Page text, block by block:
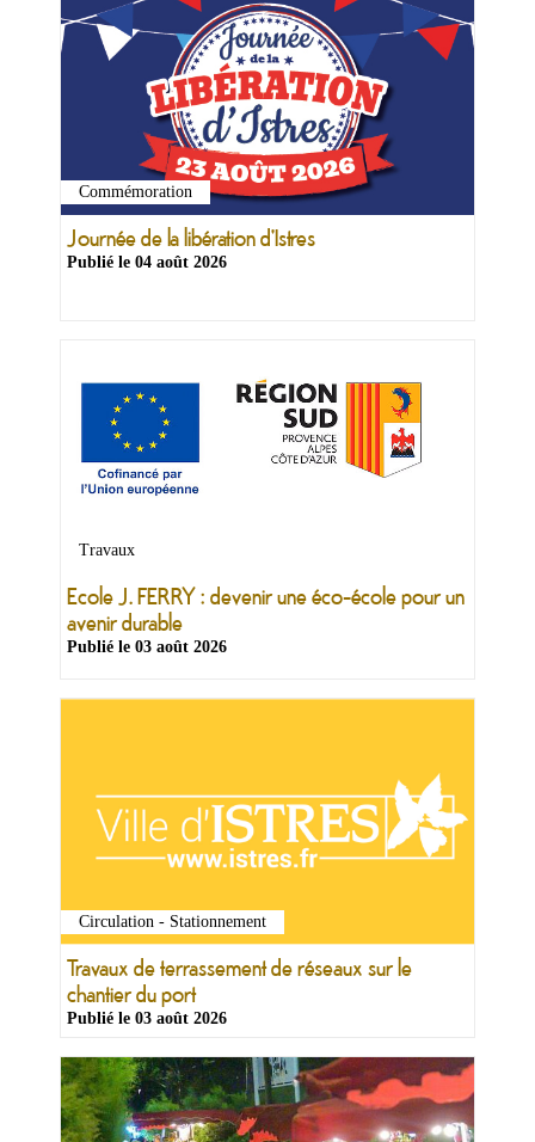
Ma
mairie
Ma
Culture
Tourisme
Sports
Infos
Travaux/Voirie
Commémoration
Journée de la libération d'Istres
Publié le 04 août 2026
Travaux
Ecole J. FERRY : devenir une éco-école pour un
avenir durable
Publié le 03 août 2026
Circulation - Stationnement
Travaux de terrassement de réseaux sur le
chantier du port
Publié le 03 août 2026